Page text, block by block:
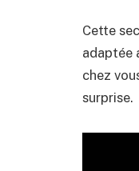
Cette
adaptée
chez
surprise.